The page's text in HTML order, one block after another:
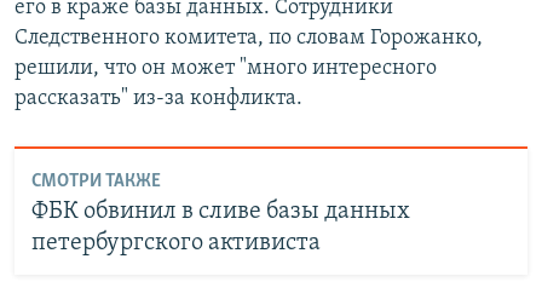
его в краже базы данных. Сотрудники
Следственного комитета, по словам Горожанко,
решили, что он может "много интересного
рассказать" из-за конфликта.
СМОТРИ ТАКЖЕ
ФБК обвинил в сливе базы данных
петербургского активиста